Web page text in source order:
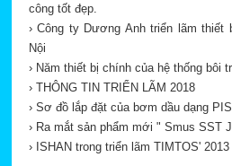
công tốt đẹp.
› Công ty Dương Anh triển lãm thiết
Nội
› Năm thiết bị chính của hệ thống bôi
› THÔNG TIN TRIỂN LÃM 2018
› Sơ đồ lắp đặt của bơm dầu dạng
› Ra mắt sản phẩm mới " Smus SST
› ISHAN trong triển lãm TIMTOS' 2013